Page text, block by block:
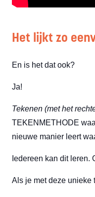
Het lijkt zo
En is het dat ook?
Ja!
Tekenen (met het
TEKENMETHODE
nieuwe manier leert
Iedereen kan dit leren.
Als je met deze unieke